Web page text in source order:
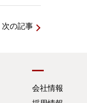
次の記事
会社情報